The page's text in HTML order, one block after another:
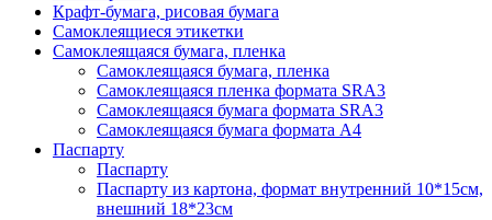
Крафт-бумага, рисовая бумага
Самоклеящиеся этикетки
Самоклеящаяся бумага, пленка
Самоклеящаяся бумага, пленка
Самоклеящаяся пленка формата SRА3
Самоклеящаяся бумага формата SRА3
Самоклеящаяся бумага формата А4
Паспарту
Паспарту
Паспарту из картона, формат внутренний 10*15см,
внешний 18*23см